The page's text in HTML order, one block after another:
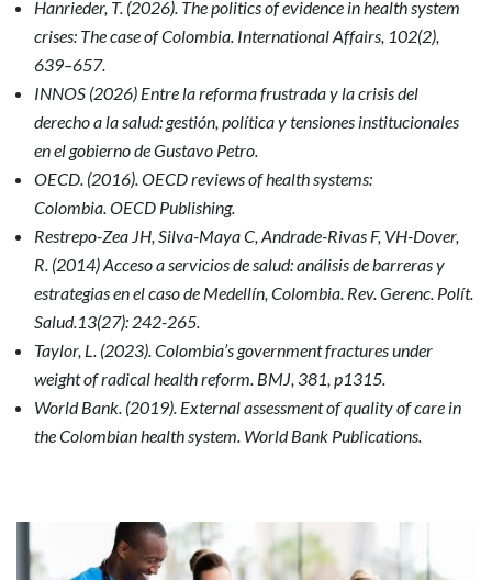
Hanrieder, T. (2026). The politics of evidence in health system
crises: The case of Colombia. International Affairs, 102(2),
639–657.
INNOS (2026) Entre la reforma frustrada y la crisis del
derecho a la salud: gestión, política y tensiones institucionales
en el gobierno de Gustavo Petro.
OECD. (2016). OECD reviews of health systems:
Colombia. OECD Publishing.
Restrepo-Zea JH, Silva-Maya C, Andrade-Rivas F, VH-Dover,
R. (2014) Acceso a servicios de salud: análisis de barreras y
estrategias en el caso de Medellín, Colombia. Rev. Gerenc. Polít.
Salud.13(27): 242-265.
Taylor, L. (2023). Colombia’s government fractures under
weight of radical health reform. BMJ, 381, p1315.
World Bank. (2019). External assessment of quality of care in
the Colombian health system. World Bank Publications.